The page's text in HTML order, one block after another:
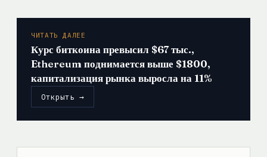
ЧИТАТЬ ДАЛЕЕ
Курс биткоина превысил $67 тыс.,
Ethereum поднимается выше $1800,
капитализация рынка выросла на 11%
Открыть →